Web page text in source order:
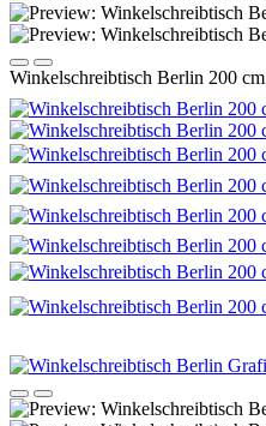
Winkelschreibtisch Berlin 200 cm